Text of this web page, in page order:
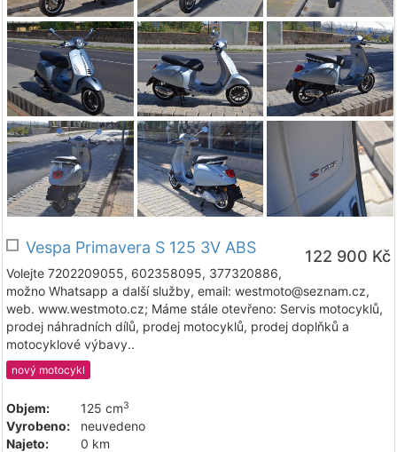
122 900 Kč
Vespa Primavera S 125 3V ABS
Volejte 7202209055, 602358095, 377320886,
možno Whatsapp a další služby, email: westmoto@seznam.cz,
web. www.westmoto.cz; Máme stále otevřeno: Servis motocyklů,
prodej náhradních dílů, prodej motocyklů, prodej doplňků a
motocyklové výbavy..
nový motocykl
Objem: 125 cm3
Vyrobeno:
neuvedeno
Najeto:
0 km